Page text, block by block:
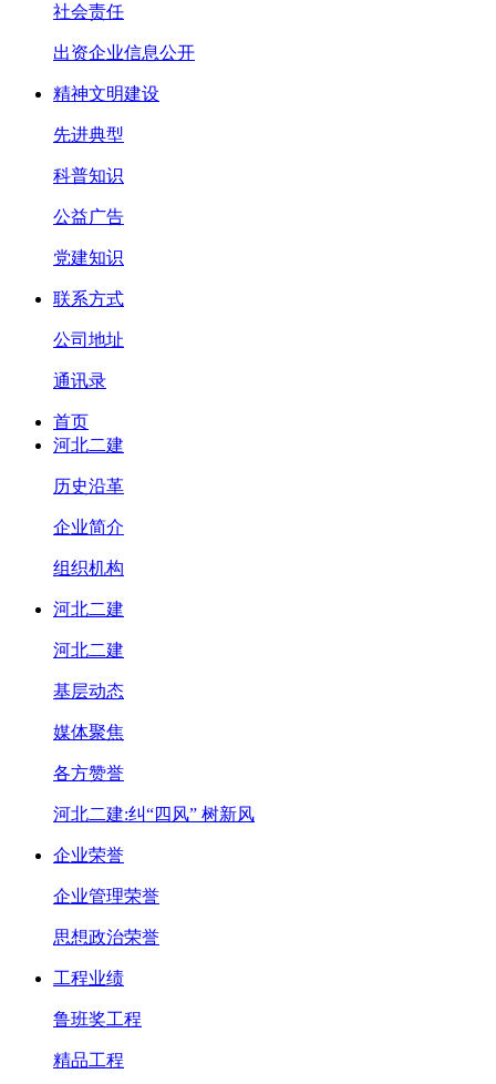
社会责任
出资企业信息公开
精神文明建设
先进典型
科普知识
公益广告
党建知识
联系方式
公司地址
通讯录
首页
河北二建
历史沿革
企业简介
组织机构
河北二建
河北二建
基层动态
媒体聚焦
各方赞誉
河北二建:纠“四风” 树新风
企业荣誉
企业管理荣誉
思想政治荣誉
工程业绩
鲁班奖工程
精品工程